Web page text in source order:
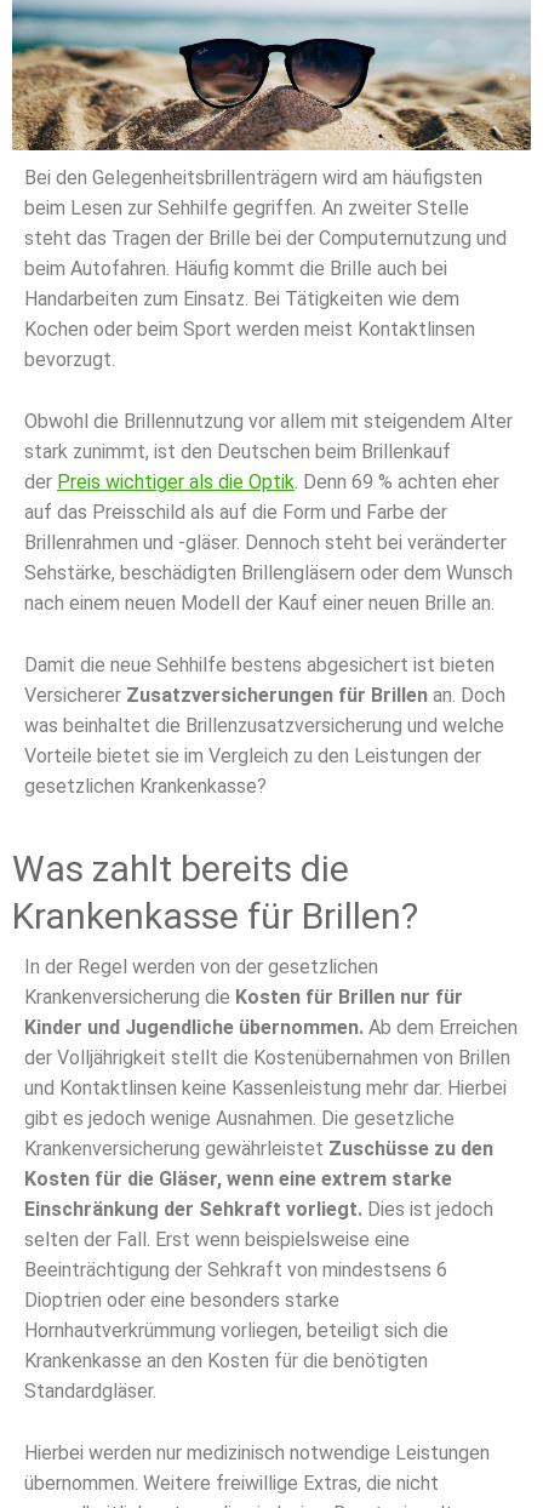
Bei den Gelegenheitsbrillenträgern wird am häufigsten
beim Lesen zur Sehhilfe gegriffen. An zweiter Stelle
steht das Tragen der Brille bei der Computernutzung und
beim Autofahren. Häufig kommt die Brille auch bei
Handarbeiten zum Einsatz. Bei Tätigkeiten wie dem
Kochen oder beim Sport werden meist Kontaktlinsen
bevorzugt.
Obwohl die Brillennutzung vor allem mit steigendem Alter
stark zunimmt, ist den Deutschen beim Brillenkauf
der Preis wichtiger als die Optik . Denn 69 % achten eher
auf das Preisschild als auf die Form und Farbe der
Brillenrahmen und -gläser. Dennoch steht bei veränderter
Sehstärke, beschädigten Brillengläsern oder dem Wunsch
nach einem neuen Modell der Kauf einer neuen Brille an.
Damit die neue Sehhilfe bestens abgesichert ist bieten
Versicherer Zusatzversicherungen für Brillen an. Doch
was beinhaltet die Brillenzusatzversicherung und welche
Vorteile bietet sie im Vergleich zu den Leistungen der
gesetzlichen Krankenkasse?
Was zahlt bereits die
Krankenkasse für Brillen?
In der Regel werden von der gesetzlichen
Krankenversicherung die Kosten für Brillen nur für
Kinder und Jugendliche übernommen. Ab dem Erreichen
der Volljährigkeit stellt die Kostenübernahmen von Brillen
und Kontaktlinsen keine Kassenleistung mehr dar. Hierbei
gibt es jedoch wenige Ausnahmen. Die gesetzliche
Krankenversicherung gewährleistet Zuschüsse zu den
Kosten für die Gläser, wenn eine extrem starke
Einschränkung der Sehkraft vorliegt. Dies ist jedoch
selten der Fall. Erst wenn beispielsweise eine
Beeinträchtigung der Sehkraft von mindestsens 6
Dioptrien oder eine besonders starke
Hornhautverkrümmung vorliegen, beteiligt sich die
Krankenkasse an den Kosten für die benötigten
Standardgläser.
Hierbei werden nur medizinisch notwendige Leistungen
übernommen. Weitere freiwillige Extras, die nicht